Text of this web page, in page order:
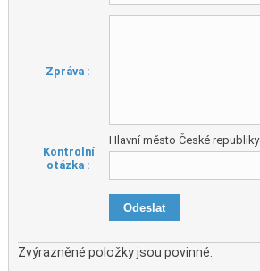
Zpráva :
Kontrolní
otázka :
Hlavní město České republiky
Zvýrazněné položky jsou povinné.